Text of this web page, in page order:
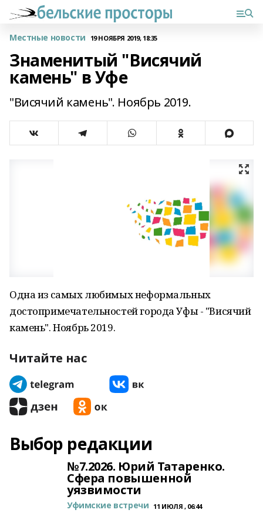
Местные новости 19 НОЯБРЯ 2019, 18:35
Знаменитый "Висячий
камень" в Уфе
"Висячий камень". Ноябрь 2019.
Одна из самых любимых неформальных
достопримечательностей города Уфы - "Висячий
камень". Ноябрь 2019.
Читайте нас
Выбор редакции
№7.2026. Юрий Татаренко.
Сфера повышенной
уязвимости
Уфимские встречи 11 ИЮЛЯ , 06:44